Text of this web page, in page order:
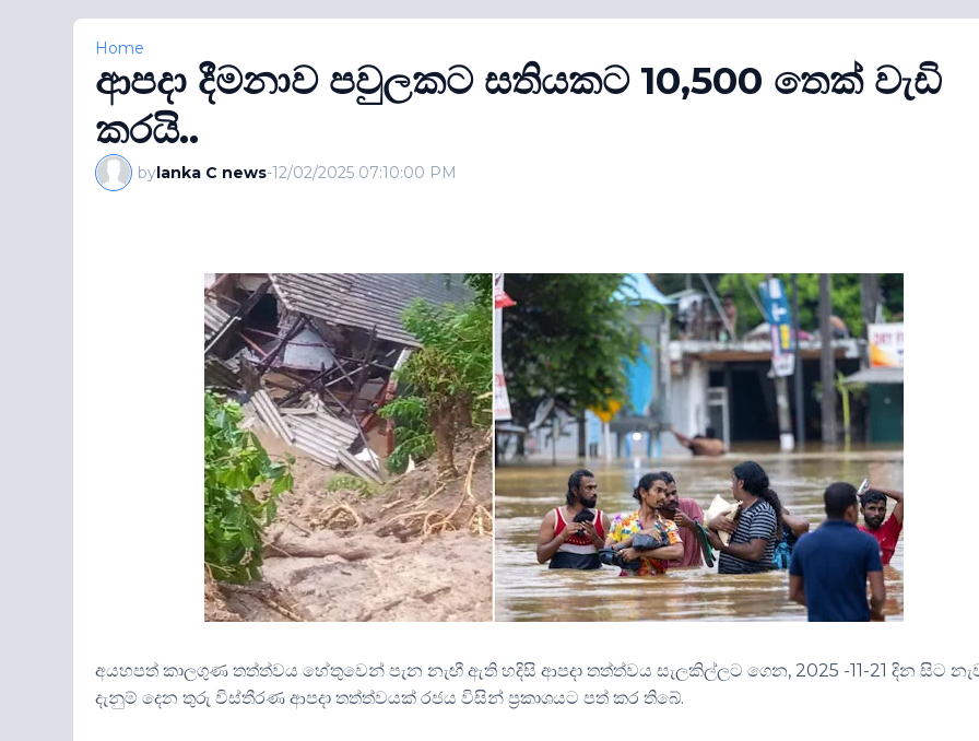
Home
ආපදා දීමනාව පවුලකට සතියකට 10,500 තෙක් වැඩි
කරයි..
bylanka C news-12/02/2025 07:10:00 PM
අයහපත් කාලගුණ තත්ත්වය හේතුවෙන් පැන නැඟී ඇති හදිසි ආපදා තත්ත්වය සැලකිල්ලට ගෙන, 2025 -11-21 දින සිට
දැනුම් දෙන තුරු විස්තීරණ ආපදා තත්ත්වයක් රජය විසින් ප්‍රකාශයට පත් කර තිබේ.